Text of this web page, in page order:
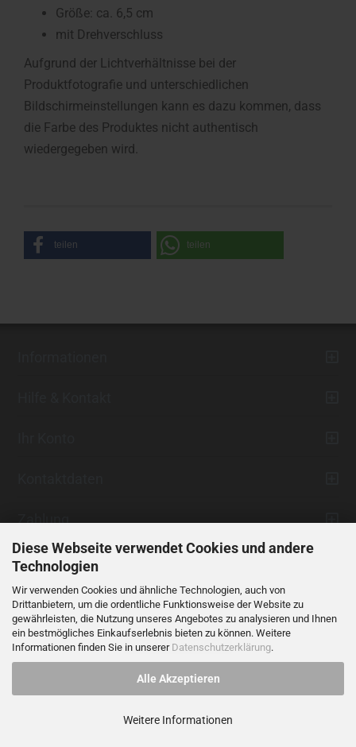
Diese Webseite verwendet Cookies und andere
Technologien
Wir verwenden Cookies und ähnliche Technologien, auch von
Drittanbietern, um die ordentliche Funktionsweise der Website zu
gewährleisten, die Nutzung unseres Angebotes zu analysieren und Ihnen
ein bestmögliches Einkaufserlebnis bieten zu können. Weitere
Informationen finden Sie in unserer Datenschutzerklärung.
Alle Akzeptieren
Weitere Informationen
Größe: ca. 6,5 cm
mit Drehverschluss
Aufgrund der Lichtverhältnisse bei der
Produktfotografie und unterschiedlichen
Bildschirmeinstellungen kann es dazu kommen, dass
die Farbe des Produktes nicht authentisch
wiedergegeben wird.
teilen teilen
Zahlung
Vertrag widerrufen